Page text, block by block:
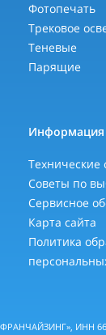
Фотопечать
Трековое
Теневые
Парящие
Информация
Технические
Советы по
Сервисное
Карта сайта
Политика
ИНН